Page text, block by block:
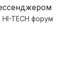
HI-TECH форум